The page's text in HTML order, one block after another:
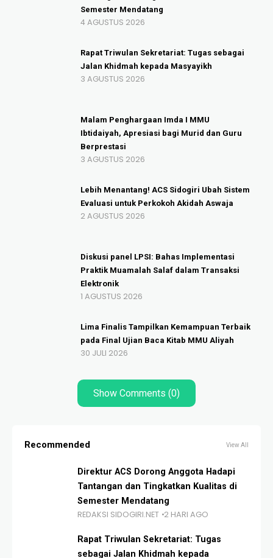
Semester Mendatang
4 AGUSTUS 2026
Rapat Triwulan Sekretariat: Tugas sebagai
Jalan Khidmah kepada Masyayikh
3 AGUSTUS 2026
Malam Penghargaan Imda I MMU
Ibtidaiyah, Apresiasi bagi Murid dan Guru
Berprestasi
3 AGUSTUS 2026
Lebih Menantang! ACS Sidogiri Ubah Sistem
Evaluasi untuk Perkokoh Akidah Aswaja
2 AGUSTUS 2026
Diskusi panel LPSI: Bahas Implementasi
Praktik Muamalah Salaf dalam Transaksi
Elektronik
1 AGUSTUS 2026
Lima Finalis Tampilkan Kemampuan Terbaik
pada Final Ujian Baca Kitab MMU Aliyah
30 JULI 2026
Show Comments (0)
Recommended View All
Direktur ACS Dorong Anggota Hadapi
Tantangan dan Tingkatkan Kualitas di
Semester Mendatang
REDAKSI SIDOGIRI.NET 2 HARI AGO
Rapat Triwulan Sekretariat: Tugas
sebagai Jalan Khidmah kepada